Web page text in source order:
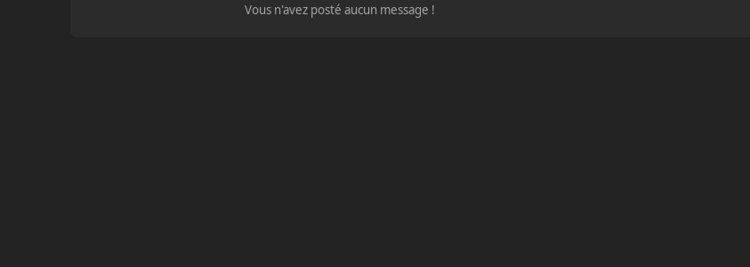
Vous n'avez posté aucun message !